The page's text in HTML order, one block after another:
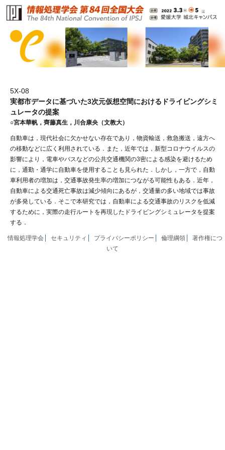
5X-08
実都市データに基づいた3次元仮想空間におけるドライビングシミ
ュレータの提案
○宮本華帆，齊藤真生，川合康央（文教大）
自動車は，現代社会に欠かせない存在であり，物資輸送，救急搬送，遠方へ
の移動などに広く利用されている．また，近年では，新型コロナウイルスの
影響により，電車やバスなどの公共交通機関の3密による感染を避けるため
に，通勤・通学に自動車を使用することも見られた．しかし，一方で，自動
車利用者の増加は，交通事故発生率の増加につながる可能性もある．近年，
自動車による交通死亡事故は減少傾向にあるが，交通量の多い地域では事故
が多発している．そこで本研究では，自動車による交通事故のリスクを低減
するために，実際の走行ルートを再現したドライビングシミュレータを提案
する．
情報処理学会 セキュリティ プライバシーポリシー 倫理綱領
著作権につ
いて